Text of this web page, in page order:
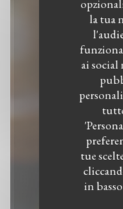
la tua
ai social
tue
in